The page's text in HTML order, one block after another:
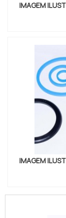
IMAGEM
IMAGEM